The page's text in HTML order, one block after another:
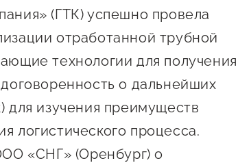
(ГТК) успешно провела
отработанной трубной
технологии для получения
о дальнейших
для изучения преимуществ
логистического процесса.
«СНГ» (Оренбург) о